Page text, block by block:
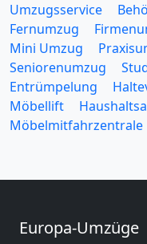
Umzugsservice
Fernumzug
Mini Umzug
Seniorenumzug
Entrümpelung
Möbellift
Möbelmitfahrzentrale
Europa-Umzüge